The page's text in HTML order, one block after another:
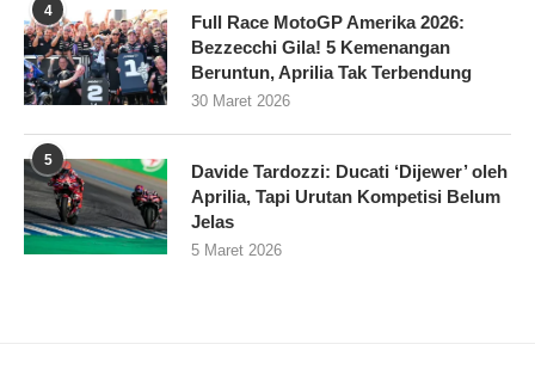
4
Full Race MotoGP Amerika 2026:
Bezzecchi Gila! 5 Kemenangan
Beruntun, Aprilia Tak Terbendung
30 Maret 2026
5
Davide Tardozzi: Ducati ‘Dijewer’ oleh
Aprilia, Tapi Urutan Kompetisi Belum
Jelas
5 Maret 2026